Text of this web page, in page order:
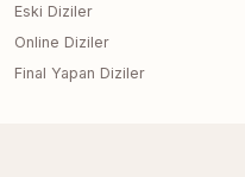
Eski Diziler
Online Diziler
Final Yapan Diziler